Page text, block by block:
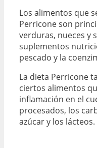
Los alimentos que
Perricone son
verduras, nueces y
suplementos
pescado y la
La dieta Perricone
ciertos alimentos
inflamación en el
procesados, los
azúcar y los lácteos.